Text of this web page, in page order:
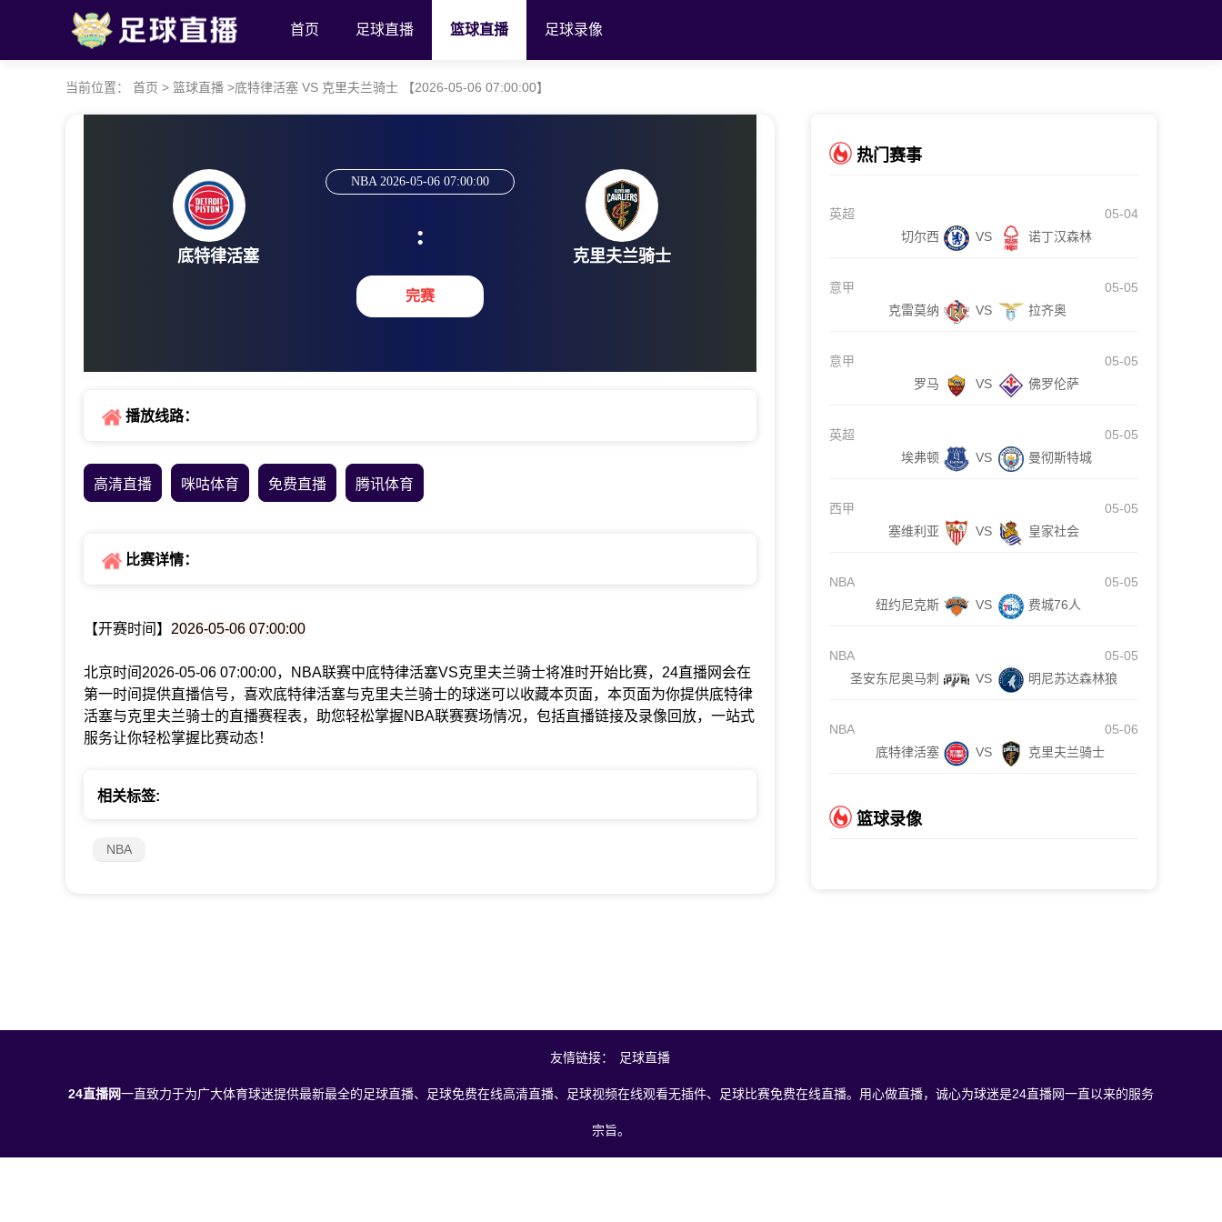
首页 足球直播 篮球直播 足球录像
当前位置： 首页 > 篮球直播 >底特律活塞 VS 克里夫兰骑士 【2026-05-06 07:00:00】
底特律活塞
NBA 2026-05-06 07:00:00
:
完赛
克里夫兰骑士
播放线路：
高清直播 咪咕体育 免费直播 腾讯体育
比赛详情：
【开赛时间】 2026-05-06 07:00:00
北京时间2026-05-06 07:00:00，NBA联赛中底特律活塞VS克里夫兰骑士将准时开始比赛，24直播网会在
第一时间提供直播信号，喜欢底特律活塞与克里夫兰骑士的球迷可以收藏本页面，本页面为你提供底特律
活塞与克里夫兰骑士的直播赛程表，助您轻松掌握NBA联赛赛场情况，包括直播链接及录像回放，一站式
服务让你轻松掌握比赛动态！
相关标签:
NBA
热门赛事
英超
05-04
切尔西
VS 诺丁汉森林
意甲
05-05
克雷莫纳
VS 拉齐奥
意甲
05-05
罗马
VS 佛罗伦萨
英超
05-05
埃弗顿
VS 曼彻斯特城
西甲
05-05
塞维利亚
VS 皇家社会
NBA
05-05
纽约尼克斯
VS 费城76人
NBA
05-05
圣安东尼奥马刺
VS 明尼苏达森林狼
NBA
05-06
底特律活塞
VS 克里夫兰骑士
篮球录像
友情链接： 足球直播
24直播网一直致力于为广大体育球迷提供最新最全的足球直播、足球免费在线高清直播、足球视频在线观看无插件、足球比赛免费在线直播。用心做直播，诚心为球迷是24直播网一直以来的服务
宗旨。